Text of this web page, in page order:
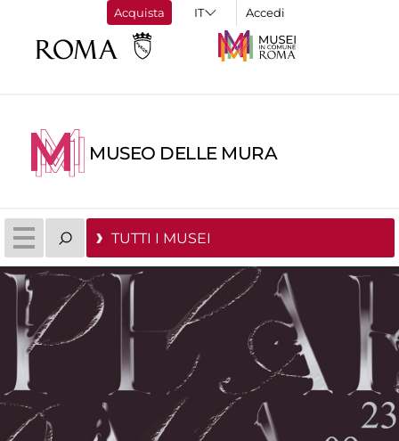
Acquista Accedi
MUSEO DELLE MURA
TUTTI I MUSEI